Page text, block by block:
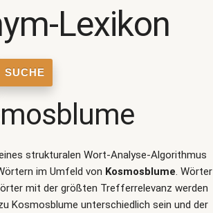
Lexikon
SUCHE
strukturalen Wort-Analyse-Algorithmus
im Umfeld von Kosmosblume. Wörter
mit der größten Trefferrelevanz werden
Kosmosblume unterschiedlich sein und der